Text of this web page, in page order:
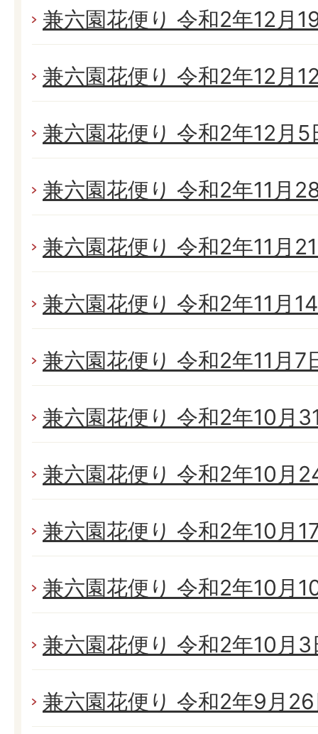
兼六園花便り 令和2年12月
兼六園花便り 令和2年12月
兼六園花便り 令和2年12月
兼六園花便り 令和2年11月
兼六園花便り 令和2年11月
兼六園花便り 令和2年11月
兼六園花便り 令和2年11月7
兼六園花便り 令和2年10月
兼六園花便り 令和2年10月
兼六園花便り 令和2年10月
兼六園花便り 令和2年10月
兼六園花便り 令和2年10月3
兼六園花便り 令和2年9月